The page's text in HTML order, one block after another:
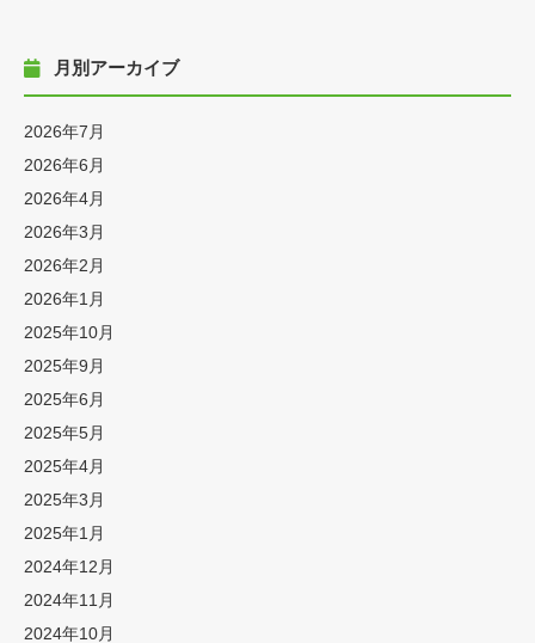
月別アーカイブ
2026年7月
2026年6月
2026年4月
2026年3月
2026年2月
2026年1月
2025年10月
2025年9月
2025年6月
2025年5月
2025年4月
2025年3月
2025年1月
2024年12月
2024年11月
2024年10月